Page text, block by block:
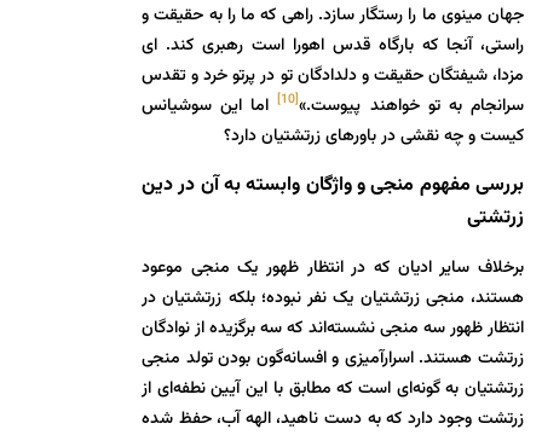
جهان مینوی ما را رستگار سازد. راهی که ما را به حقیقت و
راستی، آنجا که بارگاه قدس اهورا است رهبری کند. ای
مزدا، شیفتگان حقیقت و دلدادگان تو در پرتو خرد و تقدس
سرانجام به تو خواهند پیوست.»[10]
اما این سوشیانس
کیست و چه نقشی در باورهای زرتشتیان دارد؟
بررسی مفهوم منجی و واژگان وابسته به آن در دین
زرتشتی
برخلاف سایر ادیان که در انتظار ظهور یک منجی موعود
هستند، منجی زرتشتیان یک نفر نبوده؛ بلکه زرتشتیان در
انتظار ظهور سه منجی نشسته‌اند که سه برگزیده از نوادگان
زرتشت هستند. اسرارآمیزی و افسانه‌گون بودن تولد منجی
زرتشتیان به گونه‌ای است که مطابق با این آیین نطفه‌ای از
زرتشت وجود دارد که به دست ناهید، الهه آب، حفظ شده